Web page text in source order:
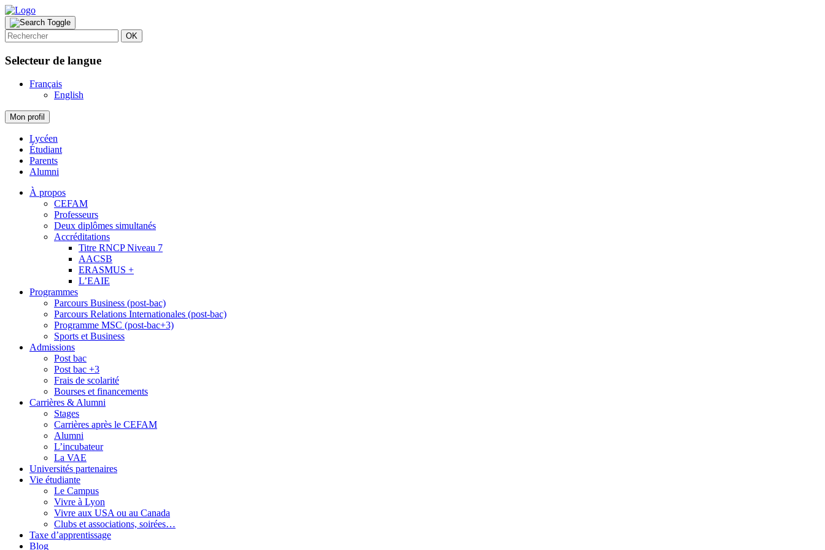
OK
Selecteur de langue
Français
English
Mon profil
Lycéen
Étudiant
Parents
Alumni
À propos
CEFAM
Professeurs
Deux diplômes simultanés
Accréditations
Titre RNCP Niveau 7
AACSB
ERASMUS +
L’EAIE
Programmes
Parcours Business (post-bac)
Parcours Relations Internationales (post-bac)
Programme MSC (post-bac+3)
Sports et Business
Admissions
Post bac
Post bac +3
Frais de scolarité
Bourses et financements
Carrières & Alumni
Stages
Carrières après le CEFAM
Alumni
L’incubateur
La VAE
Universités partenaires
Vie étudiante
Le Campus
Vivre à Lyon
Vivre aux USA ou au Canada
Clubs et associations, soirées…
Taxe d’apprentissage
Blog